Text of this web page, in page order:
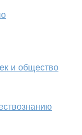
и общество